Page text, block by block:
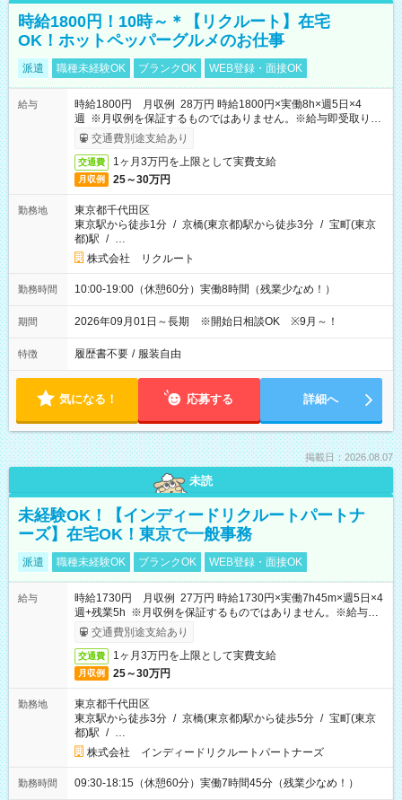
時給1800円！10時～＊【リクルート】在宅
OK！ホットペッパーグルメのお仕事
派遣 職種未経験OK ブランクOK WEB登録・面接OK
給与
時給1800円 月収例 28万円 時給1800円×実働8h×週5日×4
週 ※月収例を保証するものではありません。※給与即受取りサ
ービス利用可（利用条件有）
交通費別途支給あり
交通費 1ヶ月3万円を上限として実費支給
月収例 25～30万円
勤務地
東京都千代田区
東京駅から徒歩1分 / 京橋(東京都)駅から徒歩3分 / 宝町(東京
都)駅 / …
株式会社 リクルート
勤務時間 10:00-19:00（休憩60分）実働8時間（残業少なめ！）
期間 2026年09月01日～長期 ※開始日相談OK ※9月～！
特徴 履歴書不要 / 服装自由
気になる！ 応募する 詳細へ
掲載日：2026.08.07
未読
未経験OK！【インディードリクルートパートナ
ーズ】在宅OK！東京で一般事務
派遣 職種未経験OK ブランクOK WEB登録・面接OK
給与
時給1730円 月収例 27万円 時給1730円×実働7h45m×週5日×4
週+残業5h ※月収例を保証するものではありません。※給与即
受取りサービス利用可（利用条件有）
交通費別途支給あり
交通費 1ヶ月3万円を上限として実費支給
月収例 25～30万円
勤務地
東京都千代田区
東京駅から徒歩3分 / 京橋(東京都)駅から徒歩5分 / 宝町(東京
都)駅 / …
株式会社 インディードリクルートパートナーズ
勤務時間 09:30-18:15（休憩60分）実働7時間45分（残業少なめ！）